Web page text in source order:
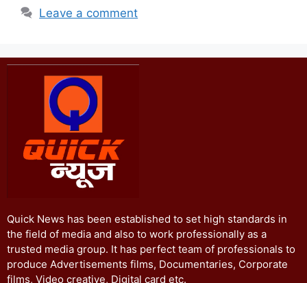
Leave a comment
Quick News has been established to set high standards in
the field of media and also to work professionally as a
trusted media group. It has perfect team of professionals to
produce Advertisements films, Documentaries, Corporate
films, Video creative, Digital card etc.